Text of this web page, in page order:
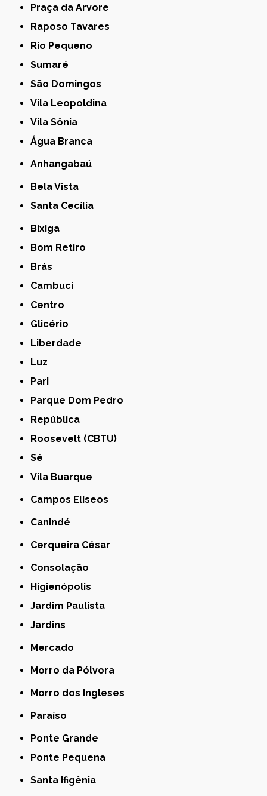
Praça da Arvore
Raposo Tavares
Rio Pequeno
Sumaré
São Domingos
Vila Leopoldina
Vila Sônia
Água Branca
Anhangabaú
Bela Vista
Santa Cecília
Bixiga
Bom Retiro
Brás
Cambuci
Centro
Glicério
Liberdade
Luz
Pari
Parque Dom Pedro
República
Roosevelt (CBTU)
Sé
Vila Buarque
Campos Elíseos
Canindé
Cerqueira César
Consolação
Higienópolis
Jardim Paulista
Jardins
Mercado
Morro da Pólvora
Morro dos Ingleses
Paraíso
Ponte Grande
Ponte Pequena
Santa Ifigênia